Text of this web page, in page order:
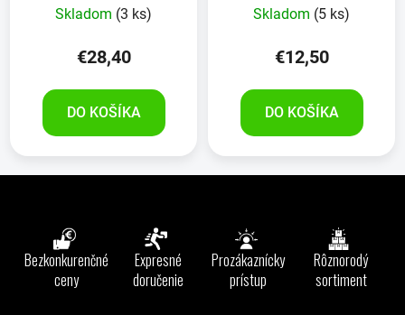
Skladom (3 ks)
€28,40
DO KOŠÍKA
Skladom (5 ks)
€12,50
DO KOŠÍKA
Bezkonkurenčné
ceny
Expresné
doručenie
Prozákaznícky
prístup
Rôznorodý
sortiment